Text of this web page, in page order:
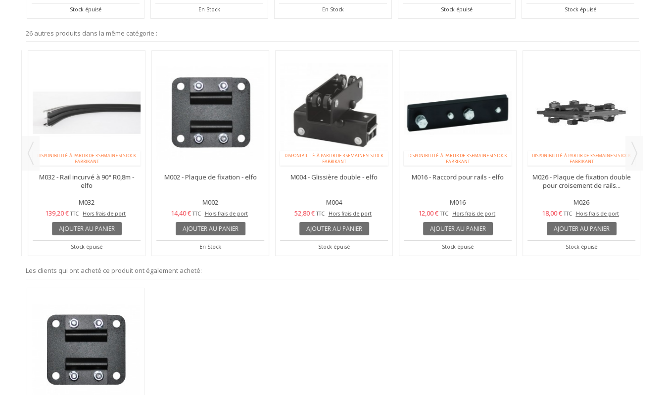
Stock épuisé En Stock En Stock Stock épuisé Stock épuisé
26 autres produits dans la même catégorie :
DISPONIBILITÉ: À PARTIR DE 3 SEMAINE SI STOCK
FABRIKANT
M032 - Rail incurvé à 90° R0,8m -
elfo
M032
139,20 € TTC Hors frais de port
AJOUTER AU PANIER
Stock épuisé
M002 - Plaque de fixation - elfo
M002
14,40 € TTC Hors frais de port
AJOUTER AU PANIER
En Stock
DISPONIBILITÉ: À PARTIR DE 3 SEMAINE SI STOCK
FABRIKANT
M004 - Glissière double - elfo
M004
52,80 € TTC Hors frais de port
AJOUTER AU PANIER
Stock épuisé
DISPONIBILITÉ: À PARTIR DE 3 SEMAINE SI STOCK
FABRIKANT
M016 - Raccord pour rails - elfo
M016
12,00 € TTC Hors frais de port
AJOUTER AU PANIER
Stock épuisé
DISPONIBILITÉ: À PARTIR DE 3 SEMAINE SI STOCK
FABRIKANT
M026 - Plaque de fixation double
pour croisement de rails...
M026
18,00 € TTC Hors frais de port
AJOUTER AU PANIER
Stock épuisé
Les clients qui ont acheté ce produit ont également acheté: